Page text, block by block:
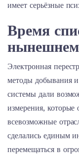
имеет серьёзные
Время
Электронная
методы добывания
системы дали
измерения, которые
всевозможные
сделались единым
перемещаться в